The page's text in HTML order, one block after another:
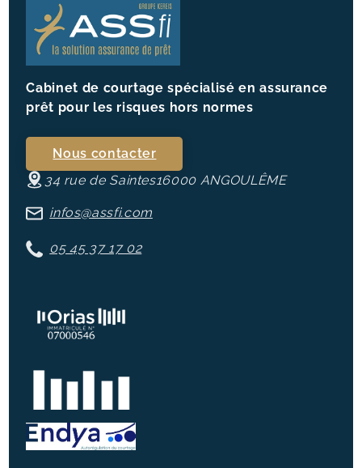
Cabinet de courtage spécialisé en assurance
prêt pour les risques hors normes
Nous contacter
34 rue de Saintes16000 ANGOULÊME
infos@assfi.com
05 45 37 17 02